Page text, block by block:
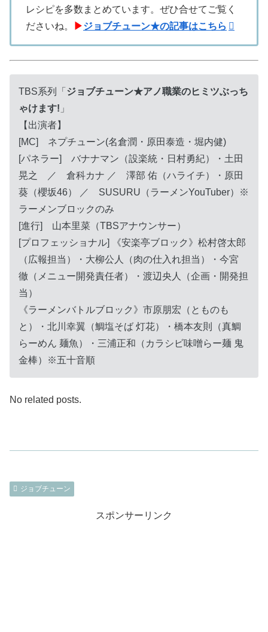
レシピを多数まとめています。ぜひ合せてご覧く
ださいね。
▶ジョブチューン★の記事はこちら
TBS系列「 ジョブチューン★アノ職業のヒミツぶっち
ゃけます! 」
【出演者】
[MC] ネプチューン(名倉潤・原田泰造・堀内健)
[パネラー] バナナマン（設楽統・日村勇紀）・土田
晃之 ／ 倉科カナ ／ 澤部 佑（ハライチ）・原田
葵（櫻坂46） ／ SUSURU（ラーメンYouTuber）※
ラーメンブロックのみ
[進行] 山本里菜（TBSアナウンサー）
[プロフェッショナル] 《安楽亭ブロック》松村啓太郎
（広報担当）・大柳公人（肉の仕入れ担当）・今宮
徹（メニュー開発責任者）・渡辺央人（企画・開発担
当）
《ラーメンバトルブロック》市原朋宏（とものも
と）・北川幸翼（鯛塩そば 灯花）・橋本友則（真鯛
らーめん 麺魚）・三浦正和（カラシビ味噌らー麺 鬼
金棒）※五十音順
No related posts.
ジョブチューン
スポンサーリンク